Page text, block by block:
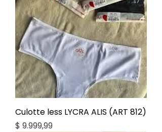
Culotte less LYCRA ALIS (ART 812)
Precio
$ 9.999,99